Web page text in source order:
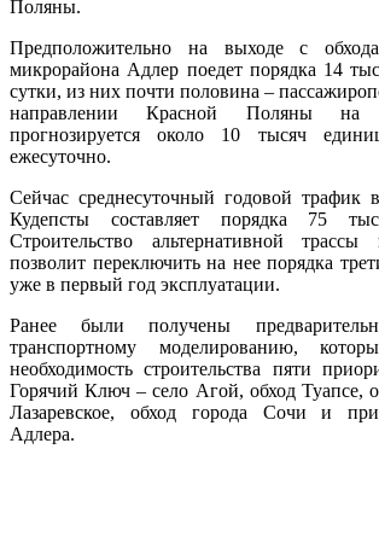
Поляны.
Предположительно на выходе с
микрорайона Адлер поедет порядка 14
сутки, из них почти половина –
направлении Красной Поляны на
прогнозируется около 10 тысяч
ежесуточно.
Сейчас среднесуточный годовой
Кудепсты составляет порядка 75
Строительство альтернативной
позволит переключить на нее порядка
уже в первый год эксплуатации.
Ранее были получены
транспортному моделированию,
необходимость строительства пяти
Горячий Ключ – село Агой, обход Туапсе,
Лазаревское, обход города Сочи и
Адлера.